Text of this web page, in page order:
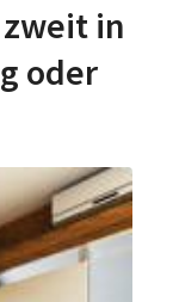
in
oder